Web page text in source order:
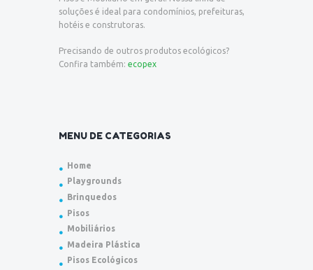
soluções é ideal para condomínios, prefeituras,
hotéis e construtoras.
Precisando de outros produtos ecológicos?
Confira também: ecopex
MENU DE CATEGORIAS
Home
Playgrounds
Brinquedos
Pisos
Mobiliários
Madeira Plástica
Pisos Ecológicos